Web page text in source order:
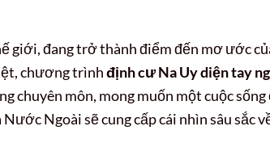
giới, đang trở thành điểm đến mơ ước
chương trìnhđịnh cư Na Uy diện tay
chuyên môn, mong muốn một cuộc sống
Ngoài sẽ cung cấp cái nhìn sâu sắc